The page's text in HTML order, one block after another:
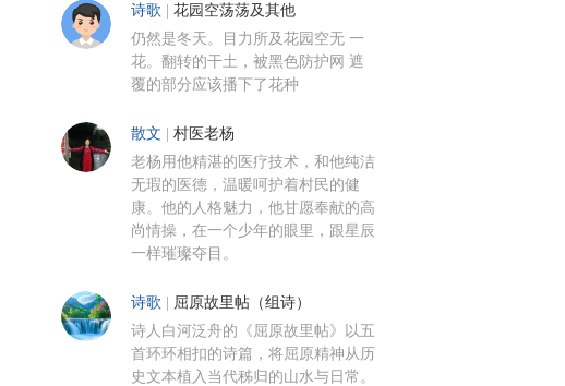
诗歌 花园空荡荡及其他
仍然是冬天。目力所及花园空无 一
花。翻转的干土，被黑色防护网 遮
覆的部分应该播下了花种
散文 村医老杨
老杨用他精湛的医疗技术，和他纯洁
无瑕的医德，温暖呵护着村民的健
康。他的人格魅力，他甘愿奉献的高
尚情操，在一个少年的眼里，跟星辰
一样璀璨夺目。
诗歌 屈原故里帖（组诗）
诗人白河泛舟的《屈原故里帖》以五
首环环相扣的诗篇，将屈原精神从历
史文本植入当代秭归的山水与日常。